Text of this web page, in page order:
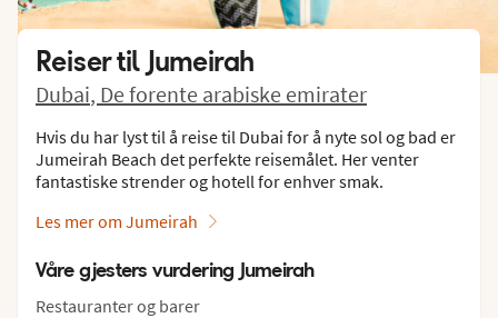
Reiser til Jumeirah
Dubai, De forente arabiske emirater
Hvis du har lyst til å reise til Dubai for å nyte sol og bad er
Jumeirah Beach det perfekte reisemålet. Her venter
fantastiske strender og hotell for enhver smak.
Les mer om Jumeirah
Våre gjesters vurdering Jumeirah
Restauranter og barer